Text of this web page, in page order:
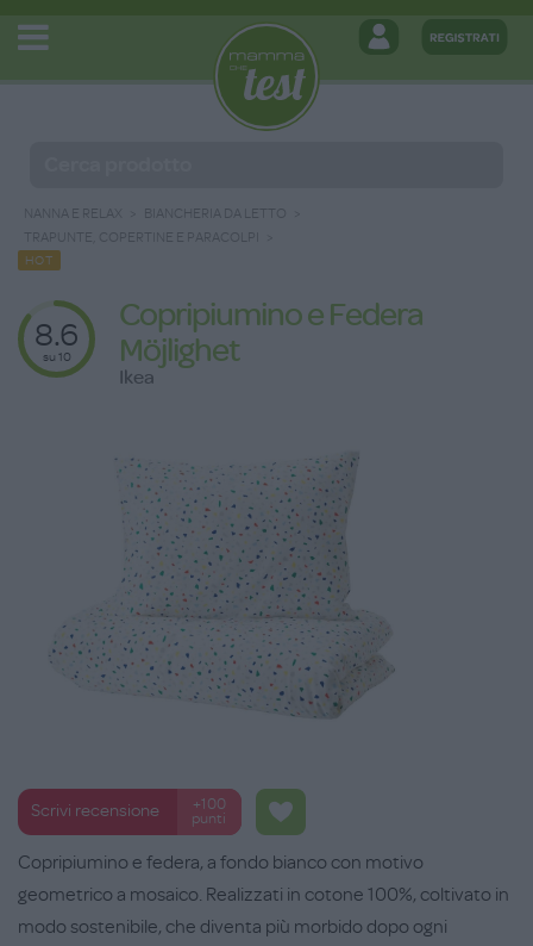
NANNA E RELAX
BIANCHERIA DA LETTO
TRAPUNTE, COPERTINE E PARACOLPI
HOT
8.6
su 10
Copripiumino e Federa
Möjlighet
Ikea
Scrivi recensione
+100
punti
Copripiumino e federa, a fondo bianco con motivo
geometrico a mosaico. Realizzati in cotone 100%, coltivato in
modo sostenibile, che diventa più morbido dopo ogni